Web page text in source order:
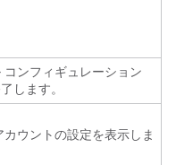
コンフィギュレーション
します。
カウントの設定を表示しま